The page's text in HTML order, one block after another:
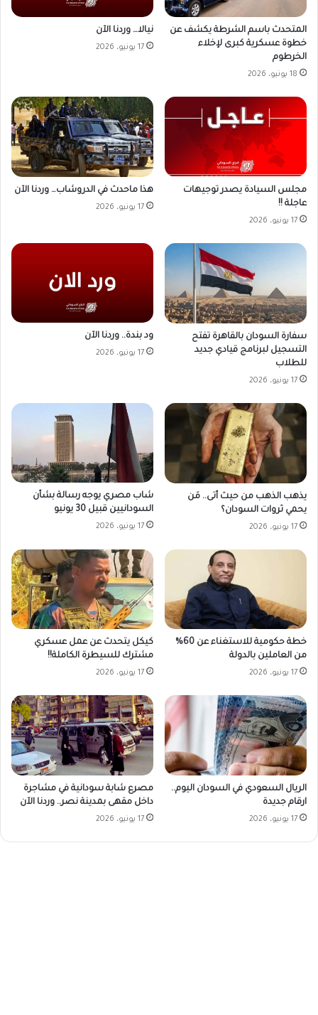
المتحدث باسم الشرطة يكشف عن
خطوة عسكرية كبرى لإخلاء
الخرطوم
18 يونيو، 2026
نيالا… وردنا الآن
17 يونيو، 2026
مجلس السيادة يصدر توجيهات
عاجلة !!
17 يونيو، 2026
هذا ماحدث في الدروشاب… وردنا الآن
17 يونيو، 2026
سفارة السودان بالقاهرة تفتح
التسجيل لبرنامج قيادي جديد
للطلاب
17 يونيو، 2026
ود بندة.. وردنا الآن
17 يونيو، 2026
يذهب الذهب من حيث أتى.. مَن
يحمي ثروات السودان؟
17 يونيو، 2026
شاب مصري يوجه رسالة بشأن
السودانيين قبيل 30 يونيو
17 يونيو، 2026
خطة حكومية للاستغناء عن 60%
من العاملين بالدولة
17 يونيو، 2026
كيكل يتحدث عن عمل عسكري
مشترك للسيطرة الكاملة!!
17 يونيو، 2026
الريال السعودي في السودان اليوم..
ارقام جديدة
17 يونيو، 2026
مصرع شابة سودانية في مشاجرة
داخل مقهى بمدينة نصر.. وردنا الآن
17 يونيو، 2026